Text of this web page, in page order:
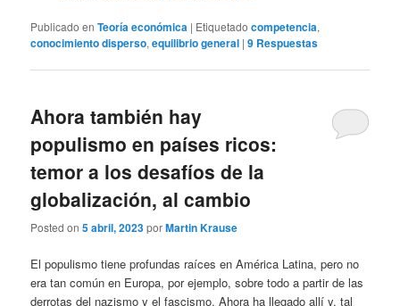
Publicado en Teoría económica | Etiquetado competencia,
conocimiento disperso,equilibrio general |9 Respuestas
Ahora también hay
populismo en países ricos:
temor a los desafíos de la
globalización, al cambio
Posted on5 abril, 2023porMartin Krause
El populismo tiene profundas raíces en América Latina, pero no
era tan común en Europa, por ejemplo, sobre todo a partir de las
derrotas del nazismo y el fascismo. Ahora ha llegado allí y, tal